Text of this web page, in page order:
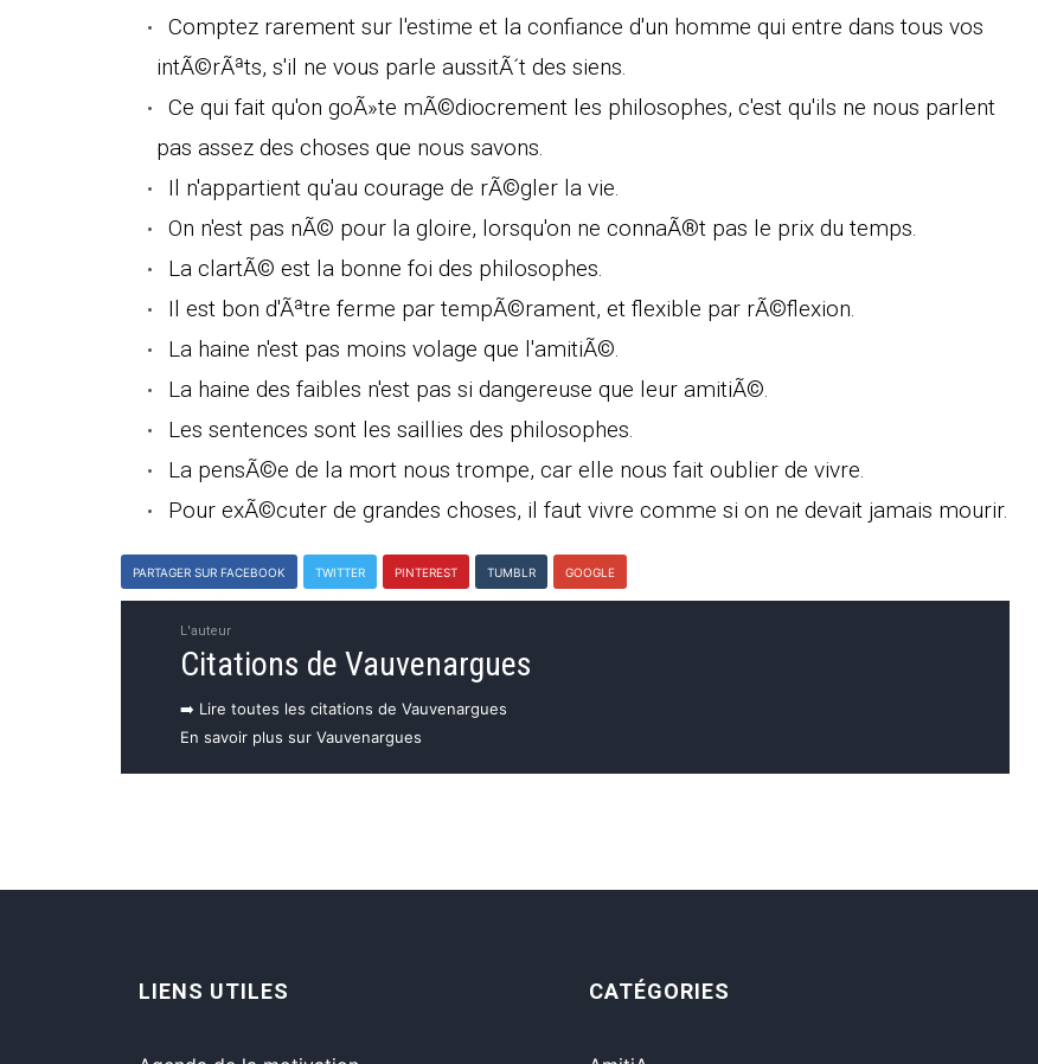
Comptez rarement sur l'estime et la confiance d'un homme qui entre dans tous vos
intÃ©rÃªts, s'il ne vous parle aussitÃ´t des siens.
Ce qui fait qu'on goÃ»te mÃ©diocrement les philosophes, c'est qu'ils ne nous parlent
pas assez des choses que nous savons.
Il n'appartient qu'au courage de rÃ©gler la vie.
On n'est pas nÃ© pour la gloire, lorsqu'on ne connaÃ®t pas le prix du temps.
La clartÃ© est la bonne foi des philosophes.
Il est bon d'Ãªtre ferme par tempÃ©rament, et flexible par rÃ©flexion.
La haine n'est pas moins volage que l'amitiÃ©.
La haine des faibles n'est pas si dangereuse que leur amitiÃ©.
Les sentences sont les saillies des philosophes.
La pensÃ©e de la mort nous trompe, car elle nous fait oublier de vivre.
Pour exÃ©cuter de grandes choses, il faut vivre comme si on ne devait jamais mourir.
PARTAGER SUR FACEBOOK TWITTER PINTEREST TUMBLR GOOGLE
L'auteur
Citations de Vauvenargues
➡️ Lire toutes les citations de Vauvenargues
En savoir plus sur Vauvenargues
LIENS UTILES CATÉGORIES